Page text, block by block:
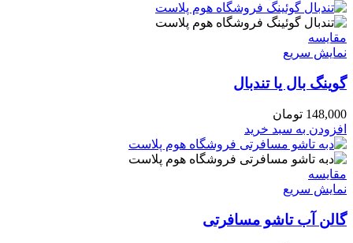
مقايسه
نمایش سریع
گوینگ بال یا تندبال
148,000 تومان
افزودن به سبد خرید
مقايسه
نمایش سریع
گالن آب تاشو مسافرتی